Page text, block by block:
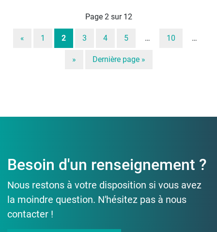
Page 2 sur 12
« 1 2 3 4 5 … 10 …
» Dernière page »
Besoin d'un renseignement ?
Nous restons à votre disposition si vous avez
la moindre question. N'hésitez pas à nous
contacter !